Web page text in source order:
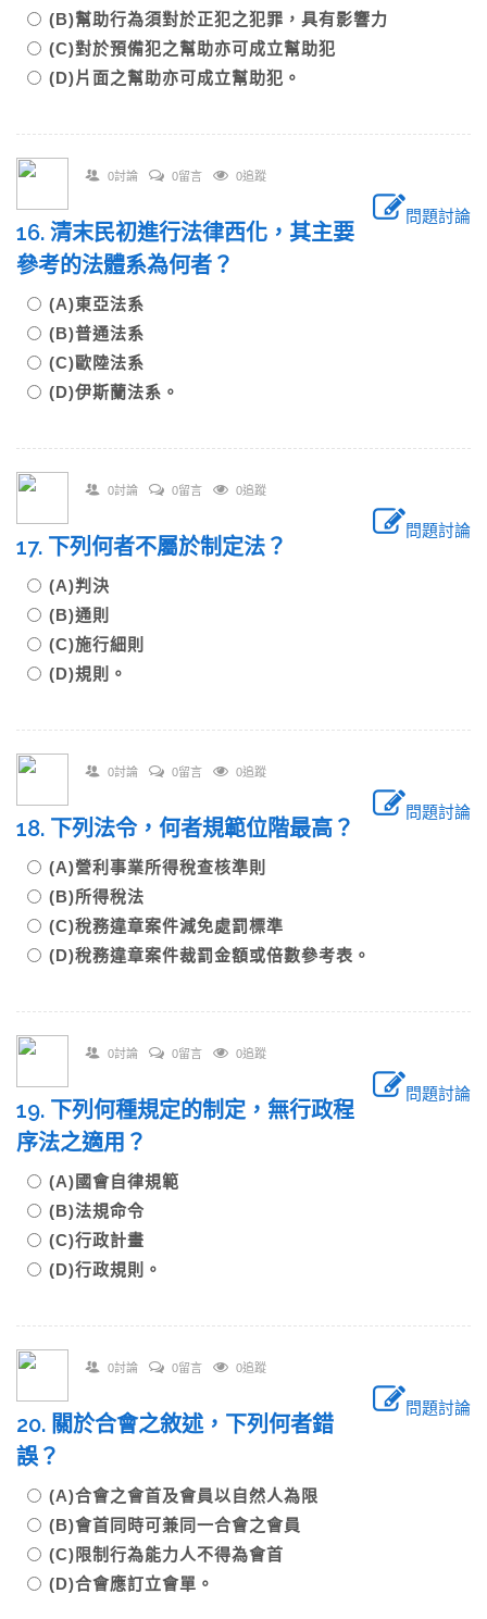
(B)幫助行為須對於正犯之犯罪，具有影響力
(C)對於預備犯之幫助亦可成立幫助犯
(D)片面之幫助亦可成立幫助犯。
0討論 0留言 0追蹤
問題討論
16. 清末民初進行法律西化，其主要
參考的法體系為何者？
(A)東亞法系
(B)普通法系
(C)歐陸法系
(D)伊斯蘭法系。
0討論 0留言 0追蹤
問題討論
17. 下列何者不屬於制定法？
(A)判決
(B)通則
(C)施行細則
(D)規則。
0討論 0留言 0追蹤
問題討論
18. 下列法令，何者規範位階最高？
(A)營利事業所得稅查核準則
(B)所得稅法
(C)稅務違章案件減免處罰標準
(D)稅務違章案件裁罰金額或倍數參考表。
0討論 0留言 0追蹤
問題討論
19. 下列何種規定的制定，無行政程
序法之適用？
(A)國會自律規範
(B)法規命令
(C)行政計畫
(D)行政規則。
0討論 0留言 0追蹤
問題討論
20. 關於合會之敘述，下列何者錯
誤？
(A)合會之會首及會員以自然人為限
(B)會首同時可兼同一合會之會員
(C)限制行為能力人不得為會首
(D)合會應訂立會單。